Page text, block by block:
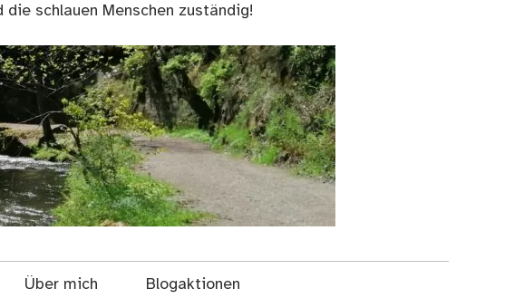
schlauen Menschen zuständig!
Über mich Blogaktionen